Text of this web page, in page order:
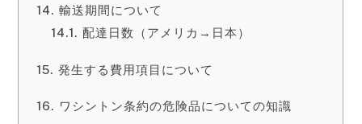
輸送期間について
配達日数（アメリカ→日本）
発生する費用項目について
ワシントン条約の危険品についての知識